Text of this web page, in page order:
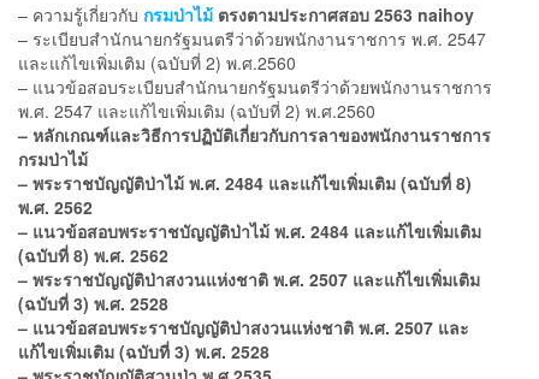
– ความรู้เกี่ยวกับ กรมป่าไม้ ตรงตามประกาศสอบ 2563 naihoy
– ระเบียบสำนักนายกรัฐมนตรีว่าด้วยพนักงานราชการ พ.ศ. 2547
และแก้ไขเพิ่มเติม (ฉบับที่ 2) พ.ศ.2560
– แนวข้อสอบระเบียบสำนักนายกรัฐมนตรีว่าด้วยพนักงานราชการ
พ.ศ. 2547 และแก้ไขเพิ่มเติม (ฉบับที่ 2) พ.ศ.2560
– หลักเกณฑ์และวิธีการปฏิบัติเกี่ยวกับการลาของพนักงานราชการ
กรมป่าไม้
– พระราชบัญญัติป่าไม้ พ.ศ. 2484 และแก้ไขเพิ่มเติม (ฉบับที่ 8)
พ.ศ. 2562
– แนวข้อสอบพระราชบัญญัติป่าไม้ พ.ศ. 2484 และแก้ไขเพิ่มเติม
(ฉบับที่ 8) พ.ศ. 2562
– พระราชบัญญัติป่าสงวนแห่งชาติ พ.ศ. 2507 และแก้ไขเพิ่มเติม
(ฉบับที่ 3) พ.ศ. 2528
– แนวข้อสอบพระราชบัญญัติป่าสงวนแห่งชาติ พ.ศ. 2507 และ
แก้ไขเพิ่มเติม (ฉบับที่ 3) พ.ศ. 2528